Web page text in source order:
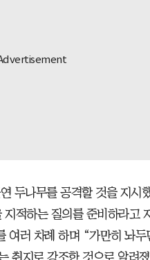
두나무를 공격할 것을 지시
적하는 질의를 준비하라고
여러 차례 하며 “가만히 놔
취지로 강조한 것으로 알려